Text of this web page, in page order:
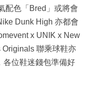
配色「Bred」或將會
Dunk High 亦都會
x UNIK x New
聯乘球鞋亦
各位鞋迷錢包準備好